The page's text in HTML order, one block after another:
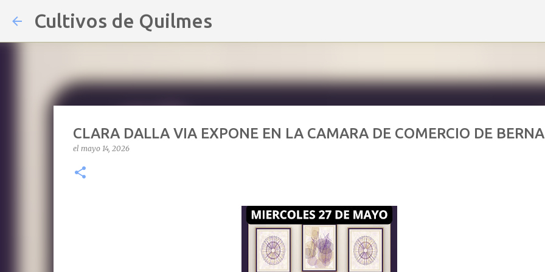
Cultivos de Quilmes
CLARA DALLA VIA EXPONE EN LA CAMARA DE COMERCIO DE
el mayo 14, 2026